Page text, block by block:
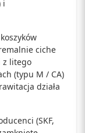
i
ciche
z litego
(typu M / CA)
działa
(SKF,